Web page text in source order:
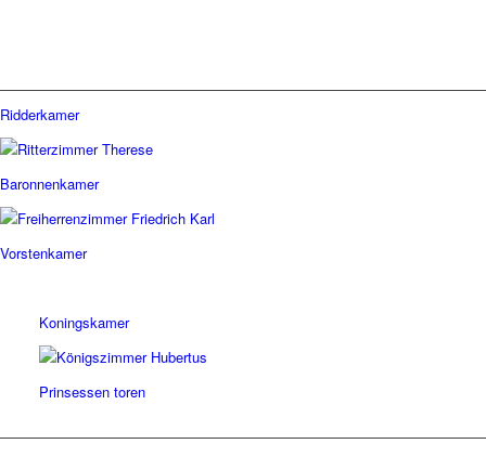
Ridderkamer
Baronnenkamer
Vorstenkamer
Koningskamer
Prinsessen toren